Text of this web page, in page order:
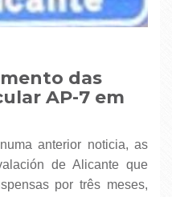
das
AP-7 em
de Alicante que
por três meses,